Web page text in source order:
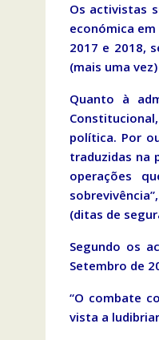
Os activistas
económica
2017 e 2018,
(mais uma
Quanto à
política. Por
traduzidas na
operações
(ditas de
Segundo os
Setembro de
“O combate
vista a